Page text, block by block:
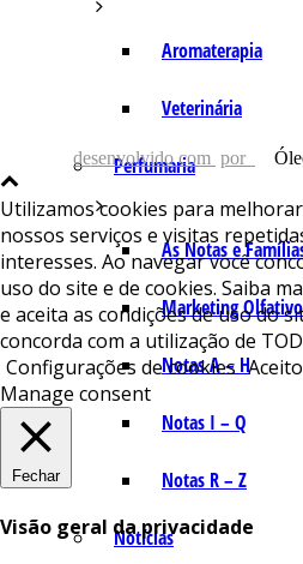
Aromaterapia
Veterinária
Perfumaria
As Notas e
Marketing Olfativo
Notas A – H
Notas I – Q
Notas R – Z
Notícias
desenvolvido com por
Utilizamos cookies para
nossos serviços e visitas
interesses. Ao navegar você
uso do site e de cookies. Saiba
e aceita as condições de uso do
concorda com a utilização de
Configurações de cookies Aceito
Manage consent
Fechar
Visão geral da privacidade